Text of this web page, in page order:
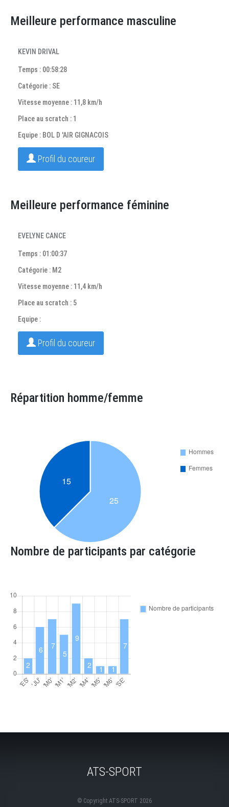
Meilleure performance masculine
KEVIN DRIVAL
Temps : 00:58:28
Catégorie : SE
Vitesse moyenne : 11,8 km/h
Place au scratch : 1
Equipe : BOL D 'AIR GIGNACOIS
Profil du coureur
Meilleure performance féminine
EVELYNE CANCE
Temps : 01:00:37
Catégorie : M2
Vitesse moyenne : 11,4 km/h
Place au scratch : 5
Equipe :
Profil du coureur
Répartition homme/femme
Nombre de participants par catégorie
ATS-SPORT
© Copyright ATS-SPORT 2026